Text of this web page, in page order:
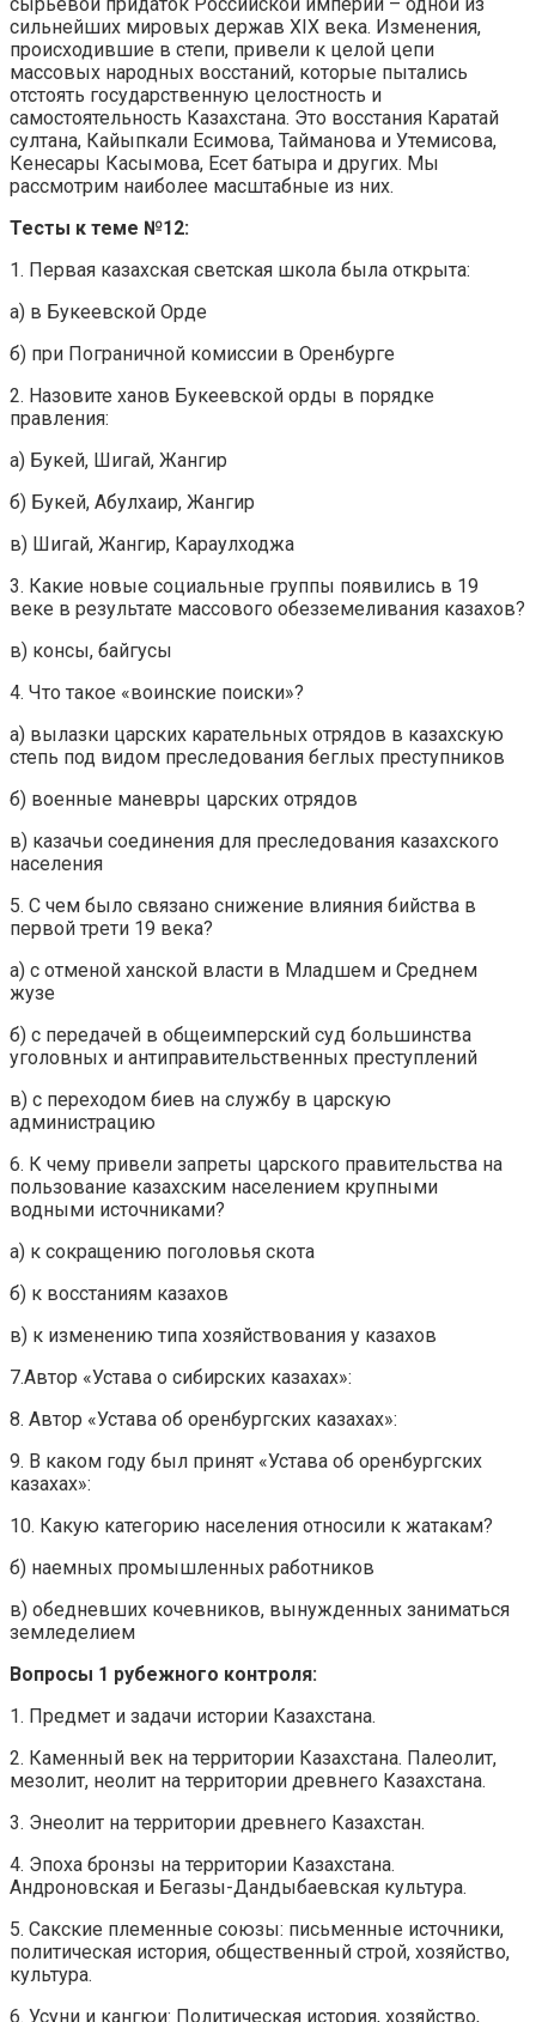
сырьевой придаток Российской империи – одной из
сильнейших мировых держав XIX века. Изменения,
происходившие в степи, привели к целой цепи
массовых народных восстаний, которые пытались
отстоять государственную целостность и
самостоятельность Казахстана. Это восстания Каратай
султана, Кайыпкали Есимова, Тайманова и Утемисова,
Кенесары Касымова, Есет батыра и других. Мы
рассмотрим наиболее масштабные из них.
Тесты к теме №12:
1. Первая казахская светская школа была открыта:
а) в Букеевской Орде
б) при Пограничной комиссии в Оренбурге
2. Назовите ханов Букеевской орды в порядке
правления:
а) Букей, Шигай, Жангир
б) Букей, Абулхаир, Жангир
в) Шигай, Жангир, Караулходжа
3. Какие новые социальные группы появились в 19
веке в результате массового обезземеливания казахов?
в) консы, байгусы
4. Что такое «воинские поиски»?
а) вылазки царских карательных отрядов в казахскую
степь под видом преследования беглых преступников
б) военные маневры царских отрядов
в) казачьи соединения для преследования казахского
населения
5. С чем было связано снижение влияния бийства в
первой трети 19 века?
а) с отменой ханской власти в Младшем и Среднем
жузе
б) с передачей в общеимперский суд большинства
уголовных и антиправительственных преступлений
в) с переходом биев на службу в царскую
администрацию
6. К чему привели запреты царского правительства на
пользование казахским населением крупными
водными источниками?
а) к сокращению поголовья скота
б) к восстаниям казахов
в) к изменению типа хозяйствования у казахов
7.Автор «Устава о сибирских казахах»:
8. Автор «Устава об оренбургских казахах»:
9. В каком году был принят «Устава об оренбургских
казахах»:
10. Какую категорию населения относили к жатакам?
б) наемных промышленных работников
в) обедневших кочевников, вынужденных заниматься
земледелием
Вопросы 1 рубежного контроля:
1. Предмет и задачи истории Казахстана.
2. Каменный век на территории Казахстана. Палеолит,
мезолит, неолит на территории древнего Казахстана.
3. Энеолит на территории древнего Казахстан.
4. Эпоха бронзы на территории Казахстана.
Андроновская и Бегазы-Дандыбаевская культура.
5. Сакские племенные союзы: письменные источники,
политическая история, общественный строй, хозяйство,
культура.
6. Усуни и кангюи: Политическая история, хозяйство,